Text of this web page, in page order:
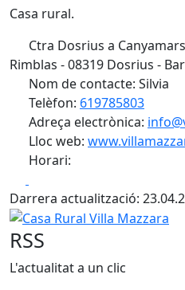
Casa rural.
Ctra Dosrius a
Rimblas - 08319 Dosrius -
Nom de contacte: Silvia
Telèfon: 619785803
Adreça electrònica:
Lloc web:
Horari:
Darrera actualització:
Casa Rural Villa Mazzara
RSS
L'actualitat a un clic